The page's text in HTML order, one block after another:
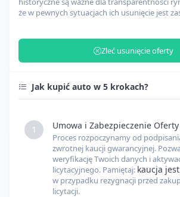
Opłaty celne
że w pewnych sytuacjach ich usunięcie jest
Zleć usunięcie oferty
Jak kupić auto w 5 krokach?
1 Umowa i Zabezpieczenie Oferty
Proces rozpoczynamy od
zwrotnej kaucji gwarancyjnej.
weryfikację Twoich danych i
licytacyjnego. Pamiętaj: kaucja
w przypadku rezygnacji przed
licytacji.